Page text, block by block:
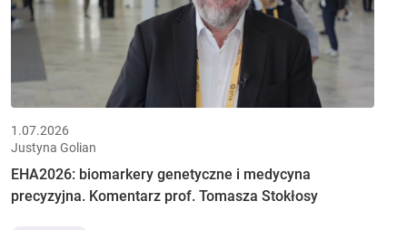
1.07.2026
Justyna Golian
EHA2026: biomarkery genetyczne i medycyna
precyzyjna. Komentarz prof. Tomasza Stokłosy